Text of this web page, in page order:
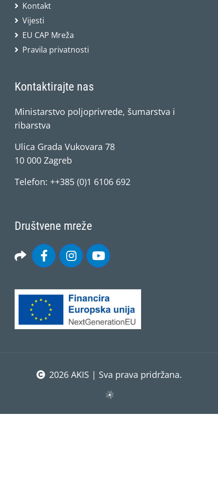
Kontakt
Vijesti
EU CAP Mreža
Pravila privatnosti
Kontaktirajte nas
Ministarstvo poljoprivrede, šumarstva i
ribarstva
Ulica Grada Vukovara 78
10 000 Zagreb
Telefon: ++385 (0)1 6106 692
Društvene mreže
2026 AKIS | Sva prava pridržana.